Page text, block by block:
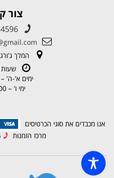
צור
המלך ג'ורג' 27,
שעות
ימים א'-ה' – 08:30-
ימי ו' – 08:30-15:00
אנו מכבדים את סוגי הכרטיסים
מרכז הזמנות
02-6234596